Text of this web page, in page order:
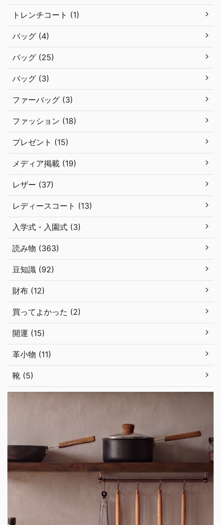
トレンチコート (1)
バッグ (4)
バッグ (25)
バッグ (3)
ファーバッグ (3)
ファッション (18)
プレゼント (15)
メディア掲載 (19)
レザー (37)
レディースコート (13)
入学式・入園式 (3)
読み物 (363)
豆知識 (92)
財布 (12)
買ってよかった (2)
開運 (15)
革小物 (11)
靴 (5)